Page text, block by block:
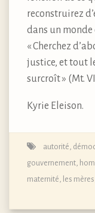
reconstruirez
dans un monde
« Cherchez
justice, et tout
surcroît » (Mt.
Kyrie Eleison.
autorité
gouvernement
maternité, les mères